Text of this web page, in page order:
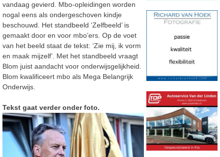
vandaag gevierd. Mbo-opleidingen worden
nogal eens als ondergeschoven kindje
beschouwd. Het standbeeld ‘Zelfbeeld’ is
gemaakt door en voor mbo’ers. Op de voet
van het beeld staat de tekst: ‘Zie mij, ik vorm
en maak mijzelf’. Met het standbeeld vraagt
Blom juist aandacht voor onderwijsgelijkheid.
Blom kwalificeert mbo als Mega Belangrijk
Onderwijs.
Tekst gaat verder onder foto.